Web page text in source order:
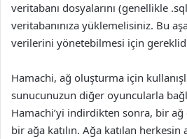
veritabanı dosyalarını (genellikle
veritabanınıza yüklemelisiniz. Bu
verilerini yönetebilmesi için
Hamachi, ağ oluşturma için
sunucunuzun diğer oyuncularla
Hamachi’yi indirdikten sonra, bir
bir ağa katılın. Ağa katılan herkesin